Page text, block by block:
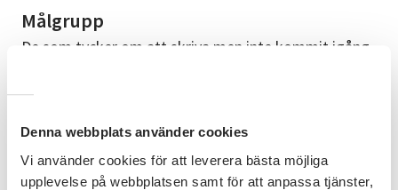
Denna webbplats använder cookies
Vi använder cookies för att leverera bästa möjliga
upplevelse på webbplatsen samt för att anpassa tjänster,
Målgrupp
De som tycker om att skriva men inte kommit igång
Få grunden och verktyg att påbörja sin
skrivarprocess. Få stöd i hur man börjar och vad man
behöver tänka på när man skriver.